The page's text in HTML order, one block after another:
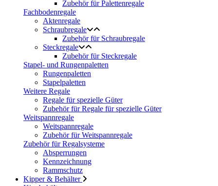
Zubehör für Palettenregale
Fachbodenregale
Aktenregale
Schraubregale
Zubehör für Schraubregale
Steckregale
Zubehör für Steckregale
Stapel- und Rungenpaletten
Rungenpaletten
Stapelpaletten
Weitere Regale
Regale für spezielle Güter
Zubehör für Regale für spezielle Güter
Weitspannregale
Weitspannregale
Zubehör für Weitspannregale
Zubehör für Regalsysteme
Absperrungen
Kennzeichnung
Rammschutz
Kipper & Behälter